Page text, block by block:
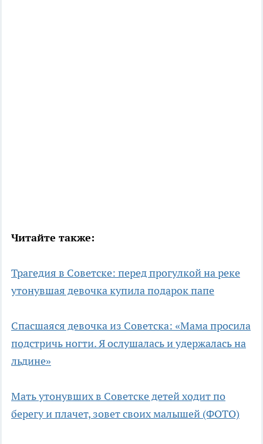
Читайте также:
Трагедия в Советске: перед прогулкой на реке
утонувшая девочка купила подарок папе
Спасшаяся девочка из Советска: «Мама просила
подстричь ногти. Я ослушалась и удержалась на
льдине»
Мать утонувших в Советске детей ходит по
берегу и плачет, зовет своих малышей (ФОТО)